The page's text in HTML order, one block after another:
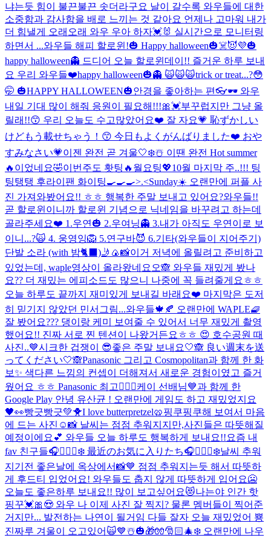
냐는듯 힘이 불끈불끈 솟더라구요 날이 갈수록 와우들에 대한
소중함과 감사함을 배로 느끼는 것 같아요 언제나 고마워 내가
더 힘낼게 오래오래 와우 우아 하자💓🐰 실시간으로 모니터링
하면서 ...와우들 해피 할로윈!🎃 Happy halloween🎃☠️😈💜🎃
happy halloween👻 드디어 오늘 할로윈데이!! 즐거운 하루 보내
요 우리 와우들❤️happy halloween🎃👻 🙀🙀🙀trick or treat...?😳
🤭 🎃HAPPY HALLOWEEN🎃안경을 좋아하는 편👓🕶 와우
내일 기대 많이 해줘 응원이 필요해!!!🎀💓부꾸럽지만 그냥 올
릴래!!😙 우리 오늘도 수고많았어요❤️ 잘 자요💗 恥ずかしい
けどもう載せちゃう！😙 今日もよくがんばりました❤️ おや
すみなさい💗이젠 완전 곧 겨울🤍❄️☃️ 이땐 완전 Hot summer
🔥이었네요🤣이번주도 홧팅🔥월요팅💖10월 마지막 주..!!! 팅
팅탱탱 후라이팬 화이팅🍳🍳🍳>.<Sunday☀️ 오랜만에 퍼플 사
진 가져와봤어요!! ㅎㅎ 행복한 주말 보내고 있어요?와우들!!
곧 할로윈이니까 할로윈 기념으로 닉네임을 바꾸려고 하는데
골라주세요❤️ 1.우연🎃 2.우여닝👻 3.내가 아직도 우연이로 보
이니...?🙀 4. 웅영잉🦁 5.연구바😈 6.기타(와우들이 지어주기)
단발 소라 (with 밤🐈‍⬛)🤳🍙📸이거 저녁에 올릴려고 준비하고
있었는데, waple영상이 올라왔네요오🙈 와우들 재밌게 봤나
요?? 더 재밌는 에피소드도 많으니 나중에 꼭 들려줄게요ㅎㅎ
오늘 하루도 끝까지 재미있게 보내길 바래요❤️ 마지막은 도저
히 믿기지 않았던 민서그림...와우들🍁🍂 오랜만에 WAPLE🧇
잘 봤어요??? 댕이랑 케미 보여줄 수 있어서 너무 재밌게 촬영
했어요!! 진짜 서로 찐 텐션이 나왔거든요ㅎㅎ 😍 호수공원 때
사진..💙시크한 겁쟁이 😎좋은 주말 보내요🤍🙈 良い週末を送
ってください🤍🙈Panasonic 그리고 Cosmopolitan과 함께 한 화
보✨ 색다른 느낌의 컨셉이 더해져서 새로운 경험이였고 즐거
웠어요 ㅎㅎ Panasonic 최고👍🏻💓케이 선배님💙과 함께 한
Google Play 안녕 유산균 ! 오랜만에 게임도 하고 재밌었지요
🖤👀빵긋빵긋💚🐥I love butterpretzel🥨핑쿠핑쿠해 보여서 마음
에 드는 사진☺️📸 날씨는 점점 추워지지만,사진들은 따뜻해질
예정이에요💕 와우들 오늘 하루도 행복하게 보내요!!요즘 내
fav 친구들🎧🧘🏻‍♀️❄️ 最近のお気に入りたち🎧🧘🏻‍♀️❄️날씨 추워
지기전 좋은날에 옥상에서📸💙 점점 추워지는듯 해서 따뜻하
게 후드티 입었어요! 와우들도 춥지 않게 따뜻하게 입어요🥶
오늘도 좋은하루 보내요!! 많이 보고싶어요😻나는야 인간 핫
핑꾸💓🎀😍 와우 나 이제 사진 잘 찍지? 물론 멤버들이 찍어준
거지만... 발전하는 나연이 될거임 다들 잘자 오늘 재밌었어 뿅
진짜루 겨울이 오고있어🙀💙☃️🎃🎁🧤🎅🏻🎄❄️ 오랜만에 나우